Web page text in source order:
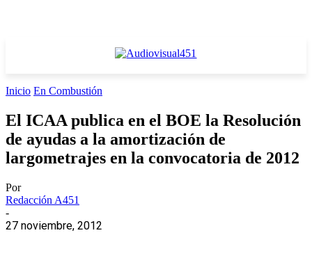
Inicio En Combustión
El ICAA publica en el BOE la Resolución
de ayudas a la amortización de
largometrajes en la convocatoria de 2012
Por
Redacción A451
-
27 noviembre, 2012